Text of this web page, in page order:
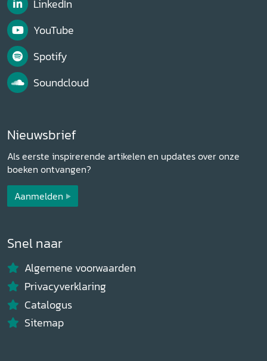
LinkedIn
YouTube
Spotify
Soundcloud
Nieuwsbrief
Als eerste inspirerende artikelen en updates over onze
boeken ontvangen?
Aanmelden
Snel naar
Algemene voorwaarden
Privacyverklaring
Catalogus
Sitemap